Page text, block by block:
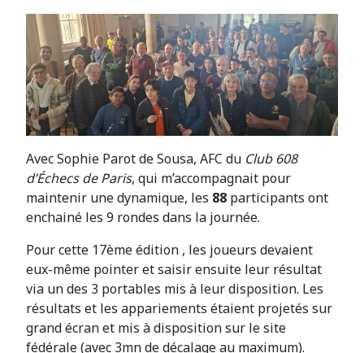
Avec Sophie Parot de Sousa, AFC du Club 608
d’Échecs de Paris, qui m’accompagnait pour
maintenir une dynamique, les 88 participants ont
enchainé les 9 rondes dans la journée.
Pour cette 17ème édition , les joueurs devaient
eux-même pointer et saisir ensuite leur résultat
via un des 3 portables mis à leur disposition. Les
résultats et les appariements étaient projetés sur
grand écran et mis à disposition sur le site
fédérale (avec 3mn de décalage au maximum).